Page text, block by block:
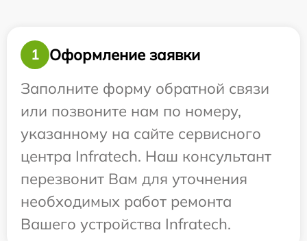
1
Оформление заявки
Заполните форму обратной связи
или позвоните нам по номеру,
указанному на сайте сервисного
центра Infratech. Наш консультант
перезвонит Вам для уточнения
необходимых работ ремонта
Вашего устройства Infratech.